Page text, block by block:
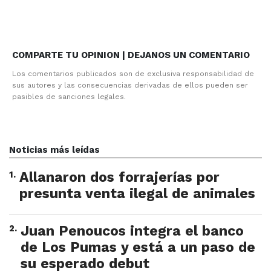
COMPARTE TU OPINION | DEJANOS UN COMENTARIO
Los comentarios publicados son de exclusiva responsabilidad de
sus autores y las consecuencias derivadas de ellos pueden ser
pasibles de sanciones legales.
Noticias más leídas
1. Allanaron dos forrajerías por
presunta venta ilegal de animales
2. Juan Penoucos integra el banco
de Los Pumas y está a un paso de
su esperado debut